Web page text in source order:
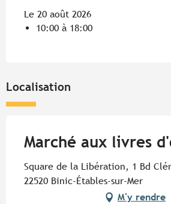
Le 20 août 2026
10:00 à 18:00
Localisation
Marché aux livres
Square de la Libération, 1 Bd
22520 Binic-Étables-sur-Mer
M'y rendre